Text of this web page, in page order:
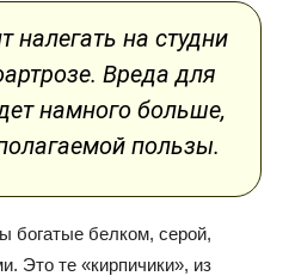
налегать на студни
Вреда для
намного больше,
пользы.
богатые белком, серой,
Это те «кирпичики», из